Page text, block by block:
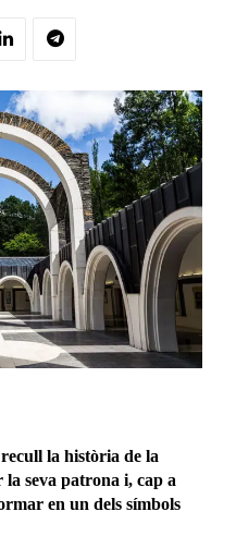
recull la història de la
seva patrona i, cap a
en un dels símbols